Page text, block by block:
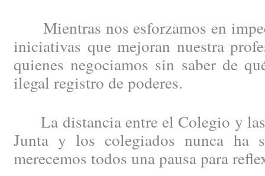
Mientras nos esforzamos en
iniciativas que mejoran nuestra
quienes negociamos sin saber de
ilegal registro de poderes.
La distancia entre el Colegio y
Junta y los colegiados nunca ha
merecemos todos una pausa para